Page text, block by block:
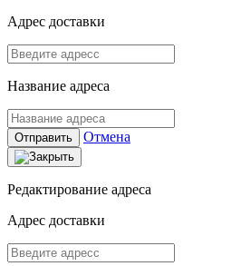
Адрес доставки
Название адреса
Отправить Отмена
Редактирование адреса
Адрес доставки